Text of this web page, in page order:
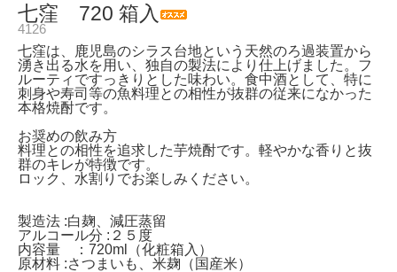
七窪 720 箱入
4126
七窪は、鹿児島のシラス台地という天然のろ過装置から
湧き出る水を用い、独自の製法により仕上げました。フ
ルーティですっきりとした味わい。食中酒として、特に
刺身や寿司等の魚料理との相性が抜群の従来になかった
本格焼酎です。
お奨めの飲み方
料理との相性を追求した芋焼酎です。軽やかな香りと抜
群のキレが特徴です。
ロック、水割りでお楽しみください。
製造法 :白麹、減圧蒸留
アルコール分 :２５度
内容量 ：720ml（化粧箱入）
原材料 :さつまいも、米麹（国産米）